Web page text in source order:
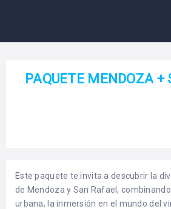
CONTACTO
PAQUETE MENDOZA +
Este paquete te invita a descubrir la
de Mendoza y San Rafael,
urbana, la inmersión en el mundo del